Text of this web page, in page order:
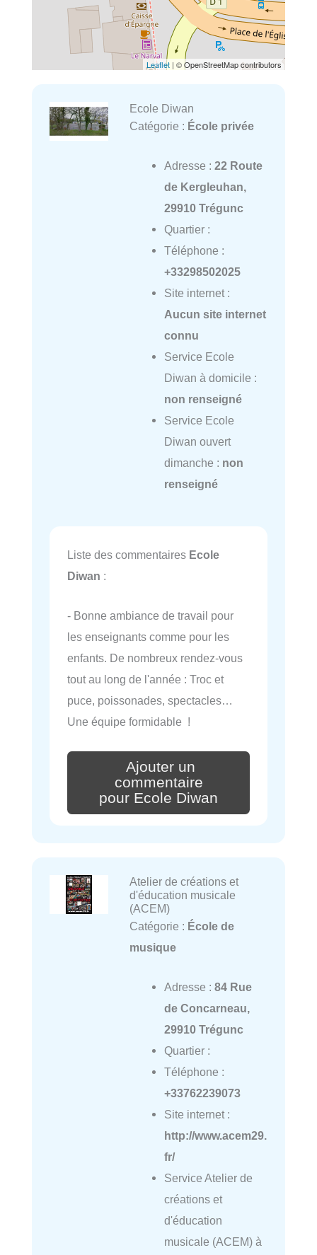
Leaflet | © OpenStreetMap contributors
Ecole Diwan
Catégorie : École privée
Adresse : 22 Route
de Kergleuhan,
29910 Trégunc
Quartier :
Téléphone :
+33298502025
Site internet :
Aucun site internet
connu
Service Ecole
Diwan à domicile :
non renseigné
Service Ecole
Diwan ouvert
dimanche : non
renseigné
Liste des commentaires Ecole
Diwan :
- Bonne ambiance de travail pour
les enseignants comme pour les
enfants. De nombreux rendez-vous
tout au long de l'année : Troc et
puce, poissonades, spectacles…
Une équipe formidable !
Ajouter un
commentaire
pour Ecole Diwan
Atelier de créations et
d'éducation musicale
(ACEM)
Catégorie : École de
musique
Adresse : 84 Rue
de Concarneau,
29910 Trégunc
Quartier :
Téléphone :
+33762239073
Site internet :
http://www.acem29.
fr/
Service Atelier de
créations et
d'éducation
musicale (ACEM) à